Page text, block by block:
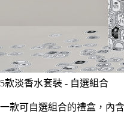
5款淡香水套裝 - 自選組合
一款可自選組合的禮盒，內